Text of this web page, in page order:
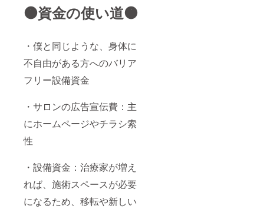
🟠資金の使い道🟠
・僕と同じような、身体に
不自由がある方へのバリア
フリー設備資金
・サロンの広告宣伝費：主
にホームページやチラシ索
性
・設備資金：治療家が増え
れば、施術スペースが必要
になるため、移転や新しい